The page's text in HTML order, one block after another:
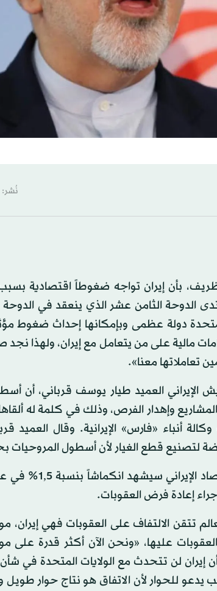
نُشر: 23:54-15 ديسمبر 2018 م ـ 07 ربيع الثاني 1440 هـ
بأن إيران تواجه ضغوطاً اقتصادية
الثامن عشر الذي ينعقد في
دولة عظمى وبإمكانها إحداث ضغوط
مالية على من يتعامل مع إيران، ولهذا
تعاملاتها معنا».
الإيراني العميد طيار يوسف قرباني،
وإهدار الفرص، وذلك في كلمة له
أنباء «فارس» الإيرانية. وقال العميد
لتصنيع قطع الغيار لأن أسطول المروحيات
إعادة فرض العقوبات.
تتقن الالتفاف على العقوبات فهي إيران،
عليها، «ونحن الآن أكثر قدرة على
وأضاف أن إيران لن تتحدث مع الولايات المتحدة
للحوار لأن الاتفاق هو نتاج حوار طويل